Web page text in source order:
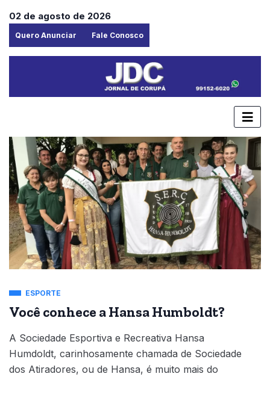
02 de agosto de 2026
Quero Anunciar Fale Conosco
ESPORTE
Você conhece a Hansa Humboldt?
A Sociedade Esportiva e Recreativa Hansa
Humdoldt, carinhosamente chamada de Sociedade
dos Atiradores, ou de Hansa, é muito mais do